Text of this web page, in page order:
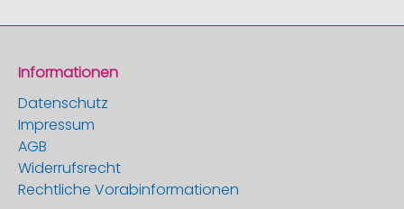
Informationen
Datenschutz
Impressum
AGB
Widerrufsrecht
Rechtliche Vorabinformationen